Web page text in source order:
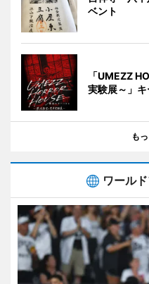
ベント
「UMEZZ
実験展～」
も
ワール